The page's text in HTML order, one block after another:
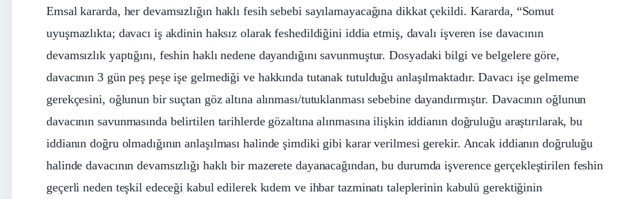
Emsal kararda, her devamsızlığın haklı fesih sebebi sayılamayacağına dikkat çekildi. Kararda, “Somut
uyuşmazlıkta; davacı iş akdinin haksız olarak feshedildiğini iddia etmiş, davalı işveren ise davacının
devamsızlık yaptığını, feshin haklı nedene dayandığını savunmuştur. Dosyadaki bilgi ve belgelere göre,
davacının 3 gün peş peşe işe gelmediği ve hakkında tutanak tutulduğu anlaşılmaktadır. Davacı işe gelmeme
gerekçesini, oğlunun bir suçtan göz altına alınması/tutuklanması sebebine dayandırmıştır. Davacının oğlunun
davacının savunmasında belirtilen tarihlerde gözaltına alınmasına ilişkin iddianın doğruluğu araştırılarak, bu
iddianın doğru olmadığının anlaşılması halinde şimdiki gibi karar verilmesi gerekir. Ancak iddianın doğruluğu
halinde davacının devamsızlığı haklı bir mazerete dayanacağından, bu durumda işverence gerçekleştirilen feshin
geçerli neden teşkil edeceği kabul edilerek kıdem ve ihbar tazminatı taleplerinin kabulü gerektiğinin